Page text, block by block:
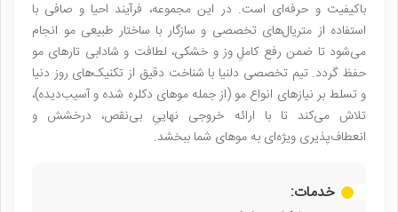
باکیفیت و حرفه‌ای است. در این مجموعه، فرآیند احیا و صافی با
استفاده از متریال‌های تخصصی و سازگار با ساختار طبیعی مو انجام
می‌شود تا ضمن رفع کاملِ وز و خشکی، لطافت و شادابی تارهای مو
حفظ گردد. تیم تخصصی دلنیا با شناخت دقیق از تکنیک‌های روز دنیا
و تسلط بر نیازهای انواع مو (از جمله موهای دکلره شده و آسیب‌دیده)،
تلاش می‌کند تا با ارائه خروجی نهاییِ بی‌نقص، درخشش و
انعطاف‌پذیری ویژه‌ای به موهای شما ببخشد.
خدمات: